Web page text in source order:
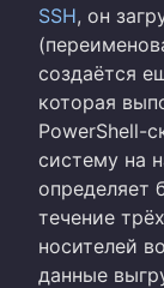
SSH, он
создаётся
которая
PowerShell-
систему на
определяет
течение
носителей
данные